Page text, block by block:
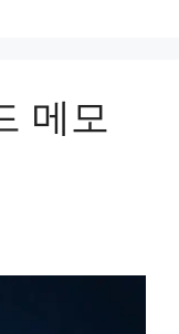
메모